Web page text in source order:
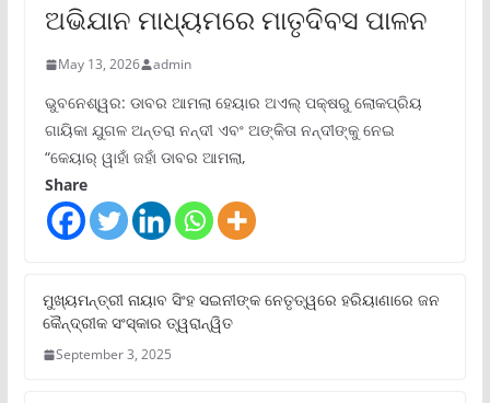
ଅଭିଯାନ ମାଧ୍ୟମରେ ମାତୃଦିବସ ପାଳନ
May 13, 2026 admin
ଭୁବନେଶ୍ୱର: ଡାବର ଆମଲା ହେୟାର ଅଏଲ୍ ପକ୍ଷରୁ ଲୋକପ୍ରିୟ
ଗାୟିକା ଯୁଗଳ ଅନ୍ତରା ନନ୍ଦୀ ଏବଂ ଅଙ୍କିତା ନନ୍ଦୀଙ୍କୁ ନେଇ
“କେୟାର୍ ୱାହାଁ ଜହାଁ ଡାବର ଆମଲା,
Share
ମୁଖ୍ୟମନ୍ତ୍ରୀ ନାୟାବ ସିଂହ ସଇନୀଙ୍କ ନେତୃତ୍ୱରେ ହରିୟାଣାରେ ଜନ
କୈନ୍ଦ୍ରୀକ ସଂସ୍କାର ତ୍ୱରାନ୍ୱିତ
September 3, 2025